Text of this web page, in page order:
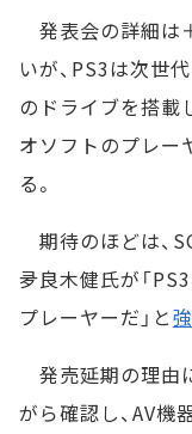
発表会の詳細は
いが、PS3は次世
のドライブを搭載
オソフトのプレー
る。
期待のほどは、
夛良木健氏が「
プレーヤーだ」と
発売延期の理由
がら確認し、AV機